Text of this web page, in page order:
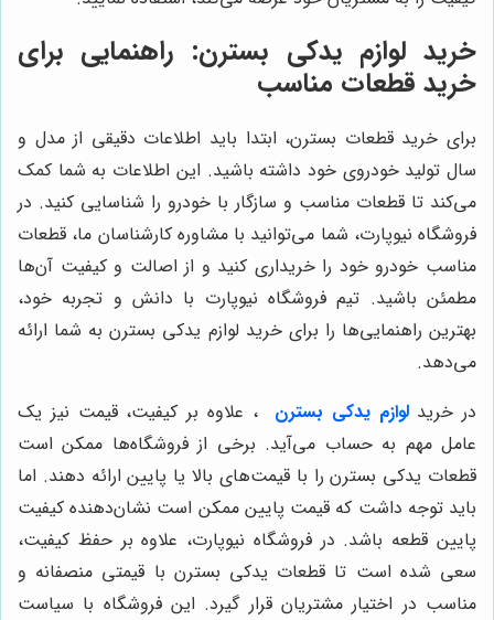
خرید لوازم یدکی بسترن: راهنمایی برای
خرید قطعات مناسب
برای خرید قطعات بسترن، ابتدا باید اطلاعات دقیقی از مدل و
سال تولید خودروی خود داشته باشید. این اطلاعات به شما کمک
می‌کند تا قطعات مناسب و سازگار با خودرو را شناسایی کنید. در
فروشگاه نیوپارت، شما می‌توانید با مشاوره کارشناسان ما، قطعات
مناسب خودرو خود را خریداری کنید و از اصالت و کیفیت آن‌ها
مطمئن باشید. تیم فروشگاه نیوپارت با دانش و تجربه خود،
بهترین راهنمایی‌ها را برای خرید لوازم یدکی بسترن به شما ارائه
می‌دهد.
در خرید لوازم یدکی بسترن
، علاوه بر کیفیت، قیمت نیز یک
عامل مهم به حساب می‌آید. برخی از فروشگاه‌ها ممکن است
قطعات یدکی بسترن را با قیمت‌های بالا یا پایین ارائه دهند. اما
باید توجه داشت که قیمت پایین ممکن است نشان‌دهنده کیفیت
پایین قطعه باشد. در فروشگاه نیوپارت، علاوه بر حفظ کیفیت،
سعی شده است تا قطعات یدکی بسترن با قیمتی منصفانه و
مناسب در اختیار مشتریان قرار گیرد. این فروشگاه با سیاست